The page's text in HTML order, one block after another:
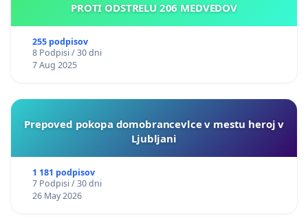
PROTI ODSTRELU 206 MEDVEDOV
255 podpisov
8 Podpisi / 30 dni
7 Aug 2025
Prepoved pokopa domobrancevlce v mestu heroj v
Ljubljani
1 181 podpisov
7 Podpisi / 30 dni
26 May 2026